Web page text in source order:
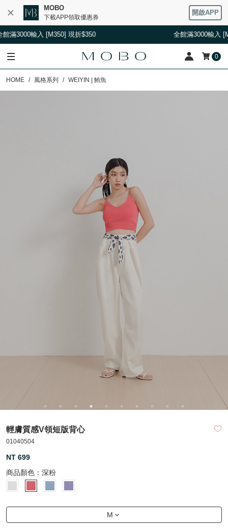
MOBO
下載APP領取優惠券
開啟APP
[M350] 現折$350 全館滿3000輸入 [M350] 現折
0
HOME 風格系列 WEIYIN | 鮪魚
輕膚質感V領短版背心
01040504
NT 699
商品顏色： 深粉
M